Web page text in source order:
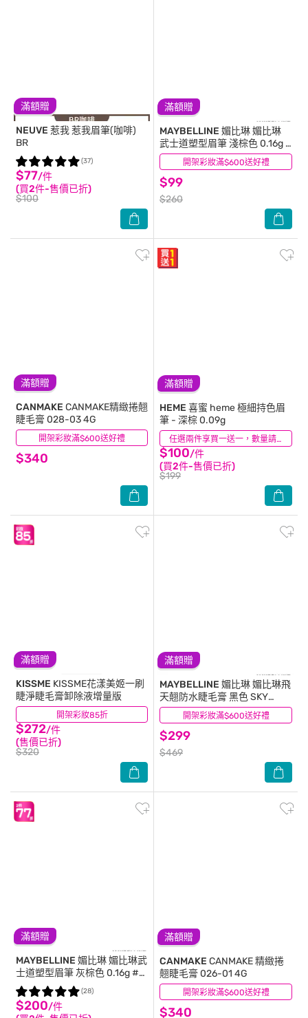
滿額贈
NEUVE 惹我惹我眉筆(咖啡)
BR
$77/件
(買2件-售價已折)
$100
(37)
滿額贈
開架彩妝滿$600送好禮
MAYBELLINE 媚比琳媚比琳
武士道塑型眉筆 淺棕色 0.16g #
新武士道 #完美油蠟配方
$99
$260
(0)
滿額贈
開架彩妝滿$600送好禮
CANMAKE CANMAKE精緻捲翹
睫毛膏 028-03 4G
$340
(11)
滿額贈
任選兩件享買一送一，數量請選2件
HEME 喜蜜 heme 極細持色眉
筆 - 深棕 0.09g
$100/件
(買2件-售價已折)
$199
(13)
滿額贈
開架彩妝85折
KISSME KISSME花漾美姬一刷
睫淨睫毛膏卸除液增量版
$272/件
(售價已折)
$320
(29)
滿額贈
開架彩妝滿$600送好禮
MAYBELLINE 媚比琳媚比琳飛
天翹防水睫毛膏 黑色 SKY
HIGH 8.6ml #NO.1睫毛霸主 #
反重力輕翹睫
$299
$469
(38)
滿額贈
MAYBELLINE 媚比琳媚比琳武
士道塑型眉筆 灰棕色 0.16g #
新武士道 #完美油蠟配方
$200/件
(28)
滿額贈
開架彩妝滿$600送好禮
CANMAKE CANMAKE 精緻捲
翹睫毛膏 026-01 4G
$340
(29)